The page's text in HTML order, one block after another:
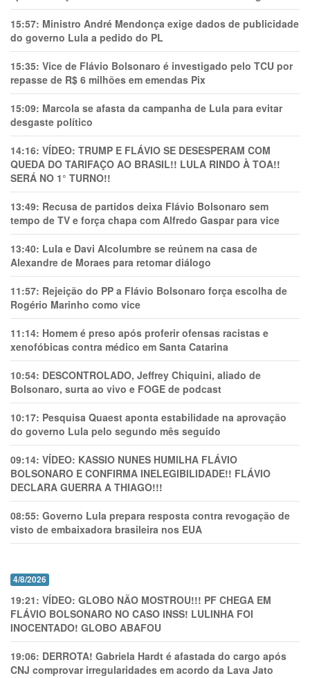
15:57: Ministro André Mendonça exige dados de publicidade
do governo Lula a pedido do PL
15:35: Vice de Flávio Bolsonaro é investigado pelo TCU por
repasse de R$ 6 milhões em emendas Pix
15:09: Marcola se afasta da campanha de Lula para evitar
desgaste político
14:16: VÍDEO: TRUMP E FLÁVIO SE DESESPERAM COM
QUEDA DO TARIFAÇO AO BRASIL!! LULA RINDO À TOA!!
SERÁ NO 1° TURNO!!
13:49: Recusa de partidos deixa Flávio Bolsonaro sem
tempo de TV e força chapa com Alfredo Gaspar para vice
13:40: Lula e Davi Alcolumbre se reúnem na casa de
Alexandre de Moraes para retomar diálogo
11:57: Rejeição do PP a Flávio Bolsonaro força escolha de
Rogério Marinho como vice
11:14: Homem é preso após proferir ofensas racistas e
xenofóbicas contra médico em Santa Catarina
10:54: DESCONTROLADO, Jeffrey Chiquini, aliado de
Bolsonaro, surta ao vivo e FOGE de podcast
10:17: Pesquisa Quaest aponta estabilidade na aprovação
do governo Lula pelo segundo mês seguido
09:14: VÍDEO: KASSIO NUNES HUMlLHA FLÁVIO
BOLSONARO E CONFIRMA INELEGIBILIDADE!! FLÁVIO
DECLARA GUERRA A THIAGO!!!
08:55: Governo Lula prepara resposta contra revogação de
visto de embaixadora brasileira nos EUA
4/8/2026
19:21: VÍDEO: GLOBO NÃO MOSTROU!!! PF CHEGA EM
FLÁVIO BOLSONARO NO CASO INSS! LULINHA FOI
INOCENTADO! GLOBO ABAFOU
19:06: DERROTA! Gabriela Hardt é afastada do cargo após
CNJ comprovar irregularidades em acordo da Lava Jato